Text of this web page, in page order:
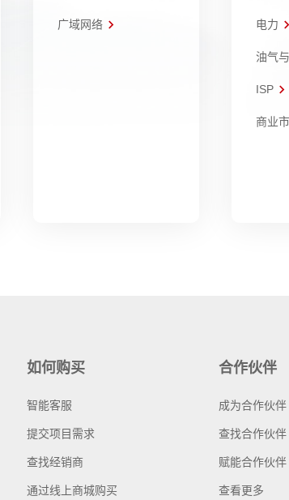
广域网络 电力
油气
ISP
商业
如何购买
智能客服
提交项目需求
查找经销商
通过线上商城购买
合作伙伴
成为合作伙伴
查找合作伙伴
赋能合作伙伴
查看更多